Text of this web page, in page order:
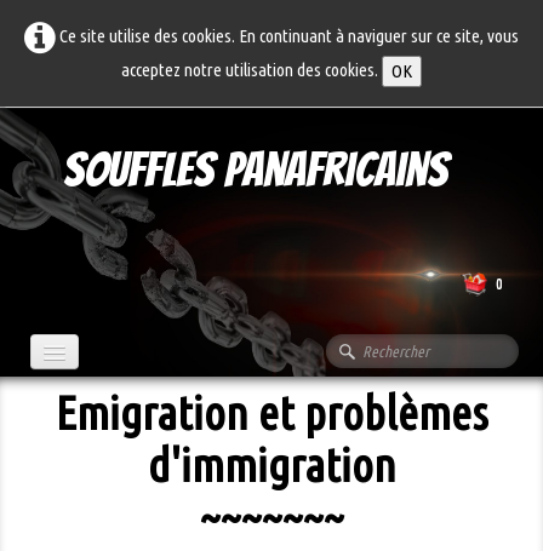
Ce site utilise des cookies. En continuant à naviguer sur ce site, vous
acceptez notre utilisation des cookies.
OK
Souffles Panafricains
0
Accueil
A propos...
Emigration et problèmes
d'immigration
~~~~~~~